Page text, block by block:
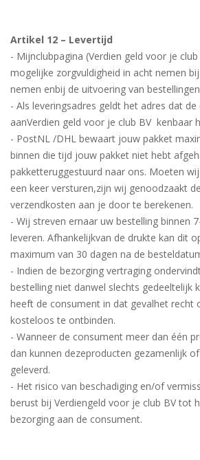
Artikel 12 – Levertijd
- Mijnclubpagina (Verdien geld voor je
mogelijke zorgvuldigheid in acht nemen
nemen enbij de uitvoering van
- Als leveringsadres geldt het adres dat
aanVerdien geld voor je club BV kenbaar
- PostNL /DHL bewaart jouw pakket
binnen die tijd jouw pakket niet hebt
pakketteruggestuurd naar ons. Moeten
een keer versturen,zijn wij genoodzaakt
verzendkosten aan je door te berekenen.
- Wij streven ernaar uw bestelling binnen
leveren. Afhankelijkvan de drukte kan dit
maximum van 30 dagen na de
- Indien de bezorging vertraging
bestelling niet danwel slechts gedeeltelijk
heeft de consument in dat gevalhet recht
kosteloos te ontbinden.
- Wanneer de consument meer dan één
dan kunnen dezeproducten gezamenlijk
geleverd.
- Het risico van beschadiging en/of
berust bij Verdiengeld voor je club BV tot
bezorging aan de consument.